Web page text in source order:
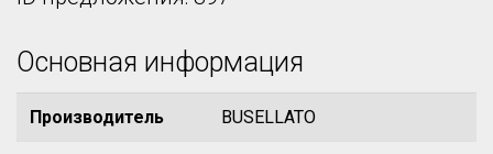
Основная информация
Производитель BUSELLATO